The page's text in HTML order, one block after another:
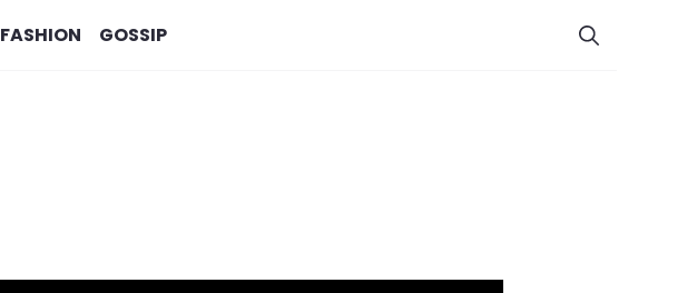
FASHION GOSSIP